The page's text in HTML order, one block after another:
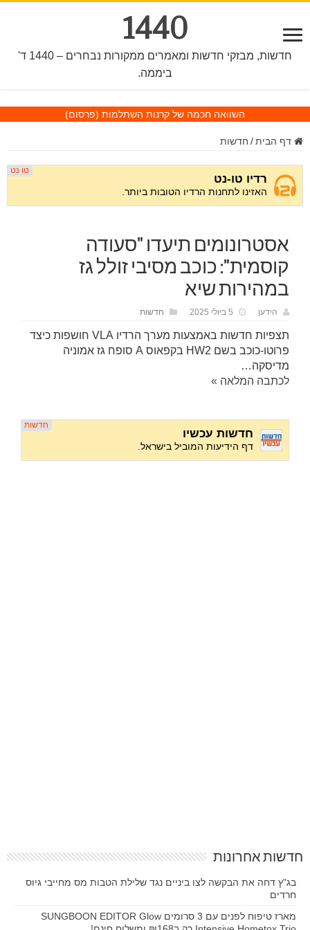
1440
חדשות, מבזקי חדשות ומאמרים ממקורות נבחרים – 1440 ד'
ביממה.
השוואה חכמה של קרנות השתלמות (פרסום)
דף הבית / חדשות
אסטרונומים תיעדו "סעודה
קוסמית": כוכב מסיבי זולל גז
במהירות שיא
הידען 5 ביולי 2025 חדשות
תצפיות חדשות באמצעות מערך הרדיו VLA חושפות כיצד
פרוטו-כוכב בשם HW2 בקפאוס A סופח גז אמוניה
מדיסקה…
לכתבה המלאה »
חדשות אחרונות
בג"ץ דחה את הבקשה לצו ביניים נגד שלילת הטבות מס מחייבי גיוס
חרדים
מארז טיפוח לפנים עם 3 סרומים SUNGBOON EDITOR Glow